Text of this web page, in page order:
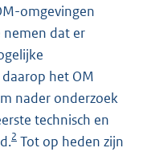
omgevingen
nemen dat er
het OM
nader onderzoek
technisch en
2 Tot op heden zijn